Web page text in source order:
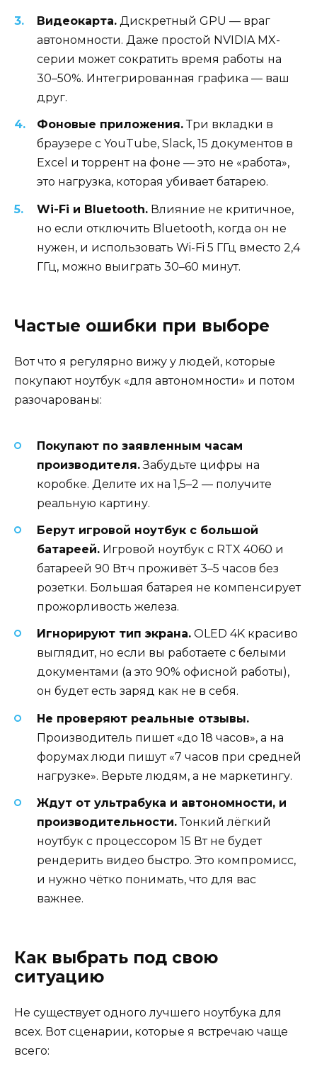
Видеокарта. Дискретный GPU — враг
автономности. Даже простой NVIDIA MX-
серии может сократить время работы на
30–50%. Интегрированная графика — ваш
друг.
Фоновые приложения.Три вкладки в
браузере с YouTube, Slack, 15 документов в
Excel и торрент на фоне — это не «работа»,
это нагрузка, которая убивает батарею.
Wi-Fi и Bluetooth. Влияние не критичное,
но если отключить Bluetooth, когда он не
нужен, и использовать Wi-Fi 5 ГГц вместо 2,4
ГГц, можно выиграть 30–60 минут.
Частые ошибки при выборе
Вот что я регулярно вижу у людей, которые
покупают ноутбук «для автономности» и потом
разочарованы:
Покупают по заявленным часам
производителя.Забудьте цифры на
коробке. Делите их на 1,5–2 — получите
реальную картину.
Берут игровой ноутбук с большой
батареей. Игровой ноутбук с RTX 4060 и
батареей 90 Вт·ч проживёт 3–5 часов без
розетки. Большая батарея не компенсирует
прожорливость железа.
Игнорируют тип экрана. OLED 4K красиво
выглядит, но если вы работаете с белыми
документами (а это 90% офисной работы),
он будет есть заряд как не в себя.
Не проверяют реальные отзывы.
Производитель пишет «до 18 часов», а на
форумах люди пишут «7 часов при средней
нагрузке». Верьте людям, а не маркетингу.
Ждут от ультрабука и автономности, и
производительности.Тонкий лёгкий
ноутбук с процессором 15 Вт не будет
рендерить видео быстро. Это компромисс,
и нужно чётко понимать, что для вас
важнее.
Как выбрать под свою
ситуацию
Не существует одного лучшего ноутбука для
всех. Вот сценарии, которые я встречаю чаще
всего: